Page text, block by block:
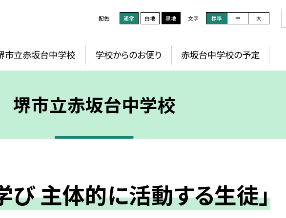
配色 通常 白地 黒地 文字 標準 中 大
市立赤坂台中学校 学校からのお便り 赤坂台中学校の予定
堺市立赤坂台中学校
び 主体的に活動する生徒」